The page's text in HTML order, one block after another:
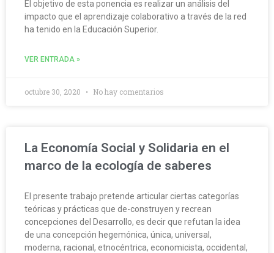
El objetivo de esta ponencia es realizar un análisis del
impacto que el aprendizaje colaborativo a través de la red
ha tenido en la Educación Superior.
VER ENTRADA »
octubre 30, 2020 No hay comentarios
La Economía Social y Solidaria en el
marco de la ecología de saberes
El presente trabajo pretende articular ciertas categorías
teóricas y prácticas que de-construyen y recrean
concepciones del Desarrollo, es decir que refutan la idea
de una concepción hegemónica, única, universal,
moderna, racional, etnocéntrica, economicista, occidental,